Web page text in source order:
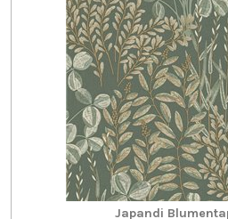
Japandi